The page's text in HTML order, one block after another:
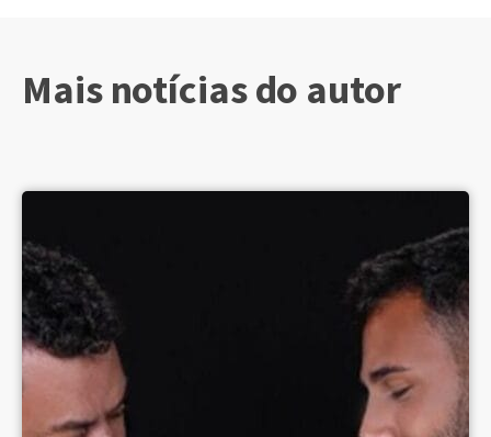
Mais notícias do autor